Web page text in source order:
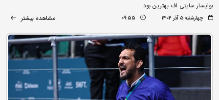
بوایسار سایتی اف بهترین بود
چهارشنبه ۵ آذر ۱۴۰۴ 09:55 مشاهده بیشتر